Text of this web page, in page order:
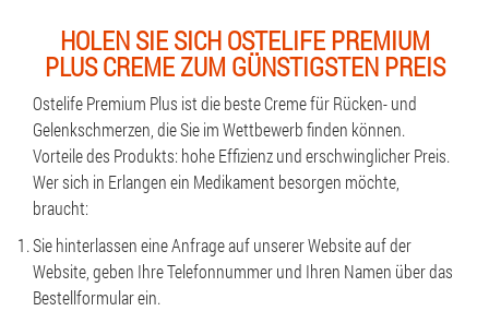
HOLEN SIE SICH OSTELIFE PREMIUM
PLUS CREME ZUM GÜNSTIGSTEN PREIS
Ostelife Premium Plus ist die beste Creme für Rücken- und
Gelenkschmerzen, die Sie im Wettbewerb finden können.
Vorteile des Produkts: hohe Effizienz und erschwinglicher Preis.
Wer sich in Erlangen ein Medikament besorgen möchte,
braucht:
Sie hinterlassen eine Anfrage auf unserer Website auf der
Website, geben Ihre Telefonnummer und Ihren Namen über das
Bestellformular ein.